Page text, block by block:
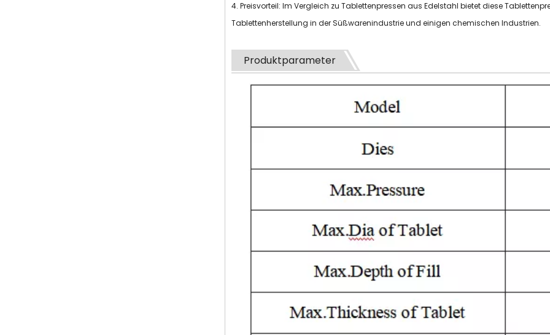
4. Preisvorteil: Im Vergleich zu Tablettenpressen aus Edelstahl bietet diese
Tablettenherstellung in der Süßwarenindustrie und einigen chemischen Industrien.
Produktparameter